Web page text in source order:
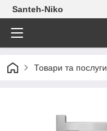
Santeh-Niko
Товари та послуги